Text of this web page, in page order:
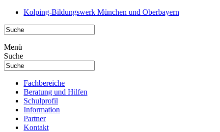
Kolping-Bildungswerk München und Oberbayern
Menü
Suche
Fachbereiche
Beratung und Hilfen
Schulprofil
Information
Partner
Kontakt